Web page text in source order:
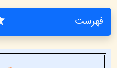
فهرست